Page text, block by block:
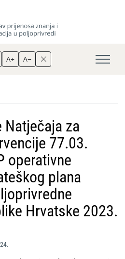
A+ A−
Natječaja za
77.03.
operativne
plana
Hrvatske 2023.